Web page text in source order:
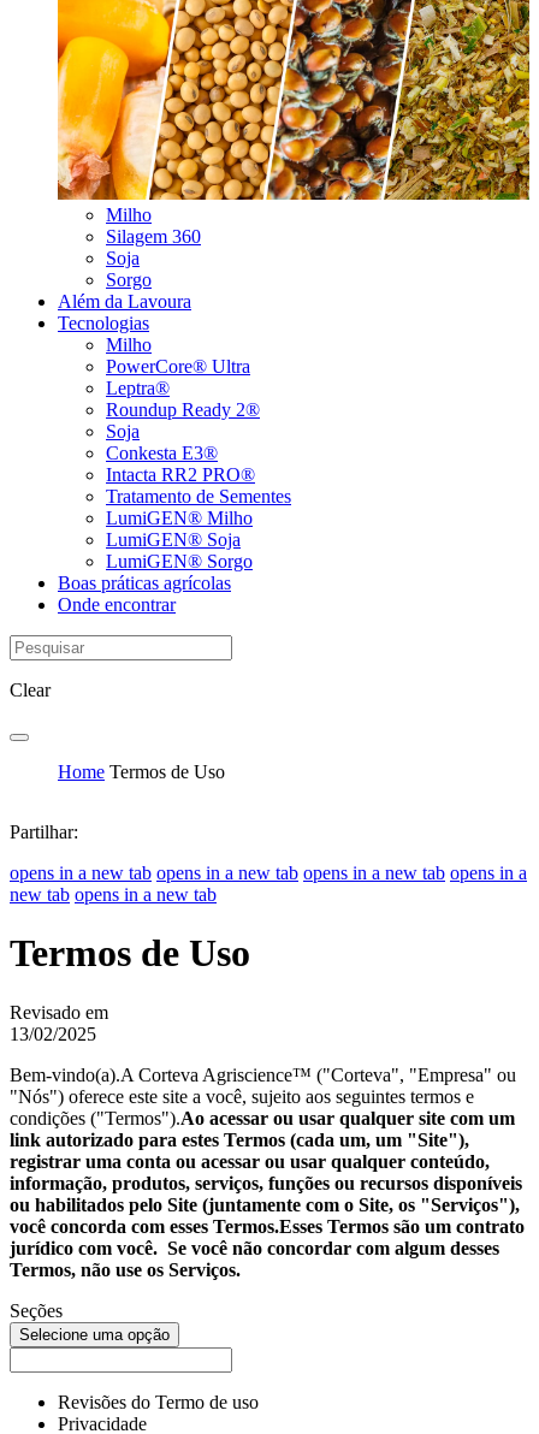
Milho
Silagem 360
Soja
Sorgo
Além da Lavoura
Tecnologias
Milho
PowerCore® Ultra
Leptra®
Roundup Ready 2®
Soja
Conkesta E3®
Intacta RR2 PRO®
Tratamento de Sementes
LumiGEN® Milho
LumiGEN® Soja
LumiGEN® Sorgo
Boas práticas agrícolas
Onde encontrar
Clear
Home Termos de Uso
Partilhar:
opens in a new tab opens in a new tab opens in a new tab opens in a
new tab opens in a new tab
Termos de Uso
Revisado em
13/02/2025
Bem-vindo(a).A Corteva Agriscience™ ("Corteva", "Empresa" ou
"Nós") oferece este site a você, sujeito aos seguintes termos e
condições ("Termos").Ao acessar ou usar qualquer site com um
link autorizado para estes Termos (cada um, um "Site"),
registrar uma conta ou acessar ou usar qualquer conteúdo,
informação, produtos, serviços, funções ou recursos disponíveis
ou habilitados pelo Site (juntamente com o Site, os "Serviços"),
você concorda com esses Termos.Esses Termos são um contrato
jurídico com você. Se você não concordar com algum desses
Termos, não use os Serviços.
Seções
Selecione uma opção
Revisões do Termo de uso
Privacidade